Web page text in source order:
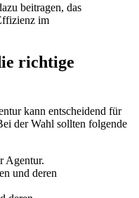
beitragen, das
im
richtige
kann entscheidend für
der Wahl sollten folgende
Agentur.
und deren